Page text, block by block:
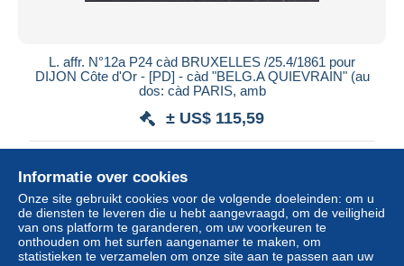
L. affr. N°12a P24 càd BRUXELLES /25.4/1861 pour
DIJON Côte d'Or - [PD] - càd "BELG.A QUIEVRAIN" (au
dos: càd PARIS, amb
± US$ 115,59
Informatie over cookies
Onze site gebruikt cookies voor de volgende doeleinden: om u
de diensten te leveren die u hebt aangevraagd, om de veiligheid
van ons platform te garanderen, om uw voorkeuren te
onthouden om het surfen aangenamer te maken, om
statistieken te verzamelen om onze site aan te passen aan uw